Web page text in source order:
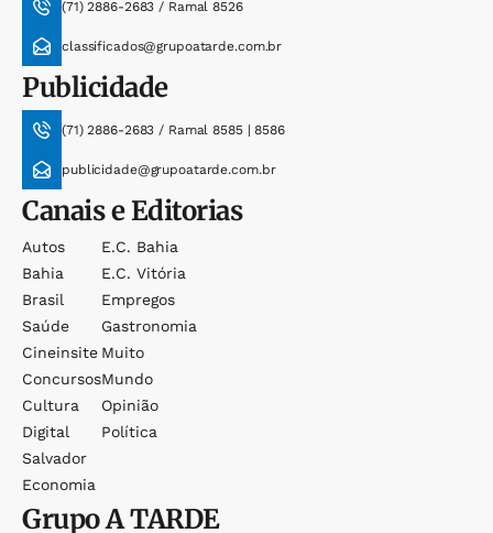
(71) 2886-2683 / Ramal 8526
classificados@grupoatarde.com.br
Publicidade
(71) 2886-2683 / Ramal 8585 | 8586
publicidade@grupoatarde.com.br
Canais e Editorias
Autos
Bahia
Brasil
Saúde
Cineinsite
Concursos
Cultura
Digital
Salvador
Economia
E.c. Bahia
E.c. Vitória
Empregos
Gastronomia
Muito
Mundo
Opinião
Política
GrupoA TARDE